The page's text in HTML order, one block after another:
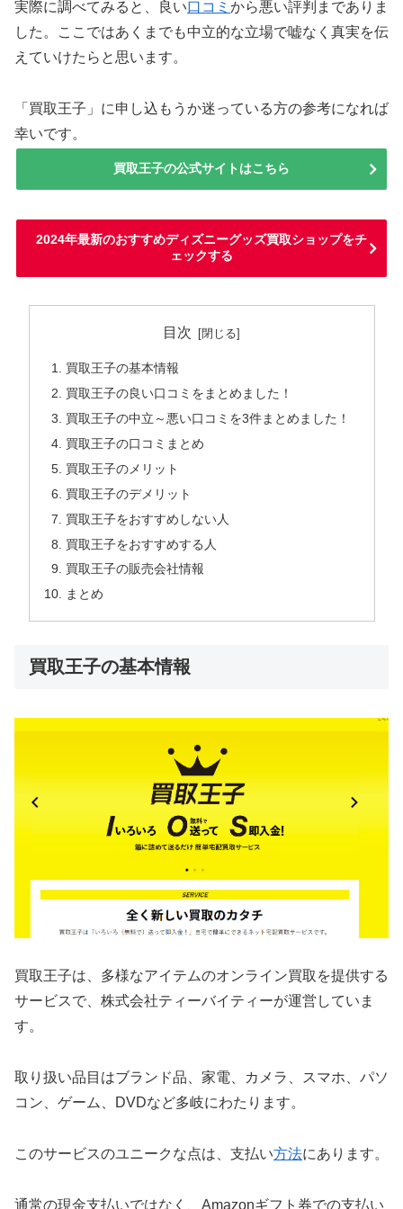
実際に調べてみると、良い 口コミ から悪い評判までありま
した。ここではあくまでも中立的な立場で嘘なく真実を伝
えていけたらと思います。
「買取王子」に申し込もうか迷っている方の参考になれば
幸いです。
買取王子の公式サイトはこちら
2024年最新のおすすめディズニーグッズ買取ショップをチ
ェックする
目次
買取王子の基本情報
買取王子の良い口コミをまとめました！
買取王子の中立～悪い口コミを3件まとめました！
買取王子の口コミまとめ
買取王子のメリット
買取王子のデメリット
買取王子をおすすめしない人
買取王子をおすすめする人
買取王子の販売会社情報
まとめ
買取王子の基本情報
買取王子は、多様なアイテムのオンライン買取を提供する
サービスで、株式会社ティーバイティーが運営していま
す。
取り扱い品目はブランド品、家電、カメラ、スマホ、パソ
コン、ゲーム、DVDなど多岐にわたります。
このサービスのユニークな点は、支払い方法にあります。
通常の現金支払いではなく、Amazonギフト券での支払い